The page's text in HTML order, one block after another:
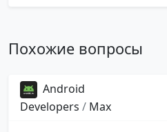
Похожие вопросы
Android
Developers / Max